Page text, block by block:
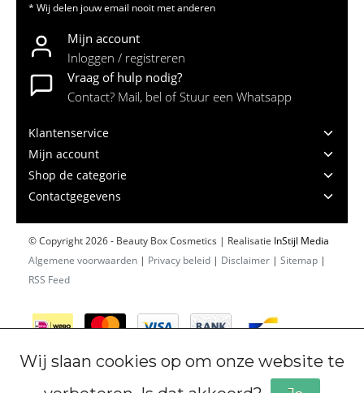
* Wij delen jouw email nooit met anderen
Mijn account
Inloggen / registreren
Vraag of hulp nodig?
Contact? Mail, bel of Stuur een Whatsapp
Klantenservice
Mijn account
Shop de categorie
Contactgegevens
© Copyright 2026 - Beauty Box Cosmetics | Realisatie InStijl Media
Algemene voorwaarden | Privacy beleid | Disclaimer | Sitemap |
RSS Feed
Wij slaan cookies op om onze website te